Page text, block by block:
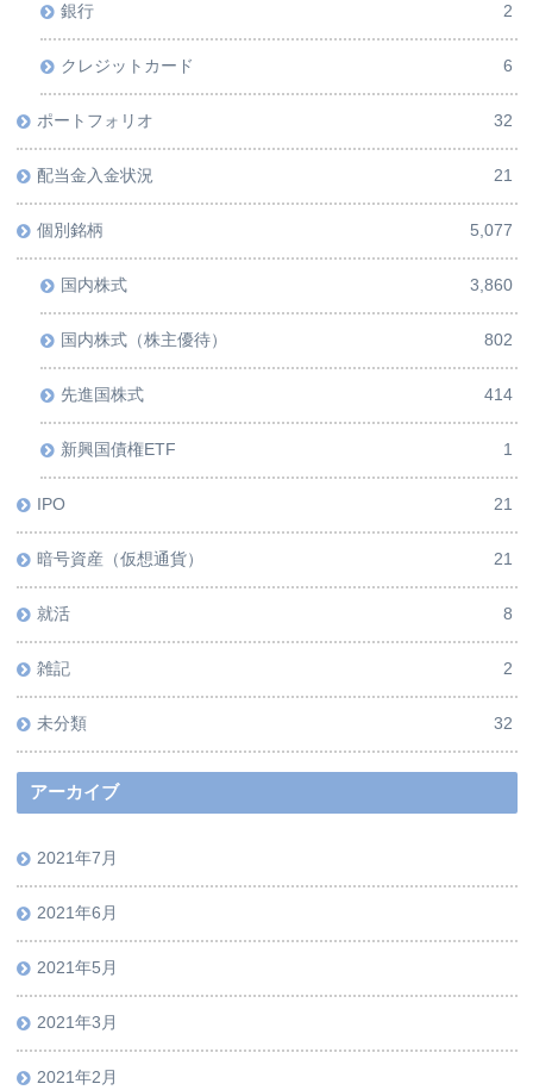
銀行 2
クレジットカード 6
ポートフォリオ 32
配当金入金状況 21
個別銘柄 5,077
国内株式 3,860
国内株式（株主優待） 802
先進国株式 414
新興国債権ETF 1
IPO 21
暗号資産（仮想通貨） 21
就活 8
雑記 2
未分類 32
アーカイブ
2021年7月
2021年6月
2021年5月
2021年3月
2021年2月